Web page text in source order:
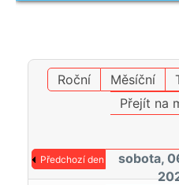
Roční Měsíční
Přejít na
Předchozí den
sobota,